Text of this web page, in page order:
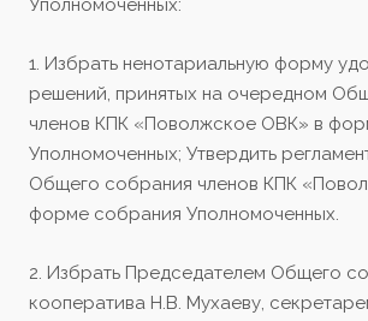
Уполномоченных:
1. Избрать ненотариальную форму
решений, принятых на очередном
членов КПК «Поволжское ОВК» в
Уполномоченных; Утвердить
Общего собрания членов КПК
форме собрания Уполномоченных.
2. Избрать Председателем Общего
кооператива Н.В. Мухаеву,